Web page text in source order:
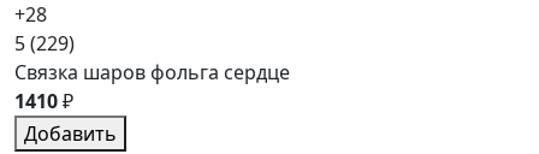
+28
5(229)
Связка шаров фольга сердце
1410₽
Добавить